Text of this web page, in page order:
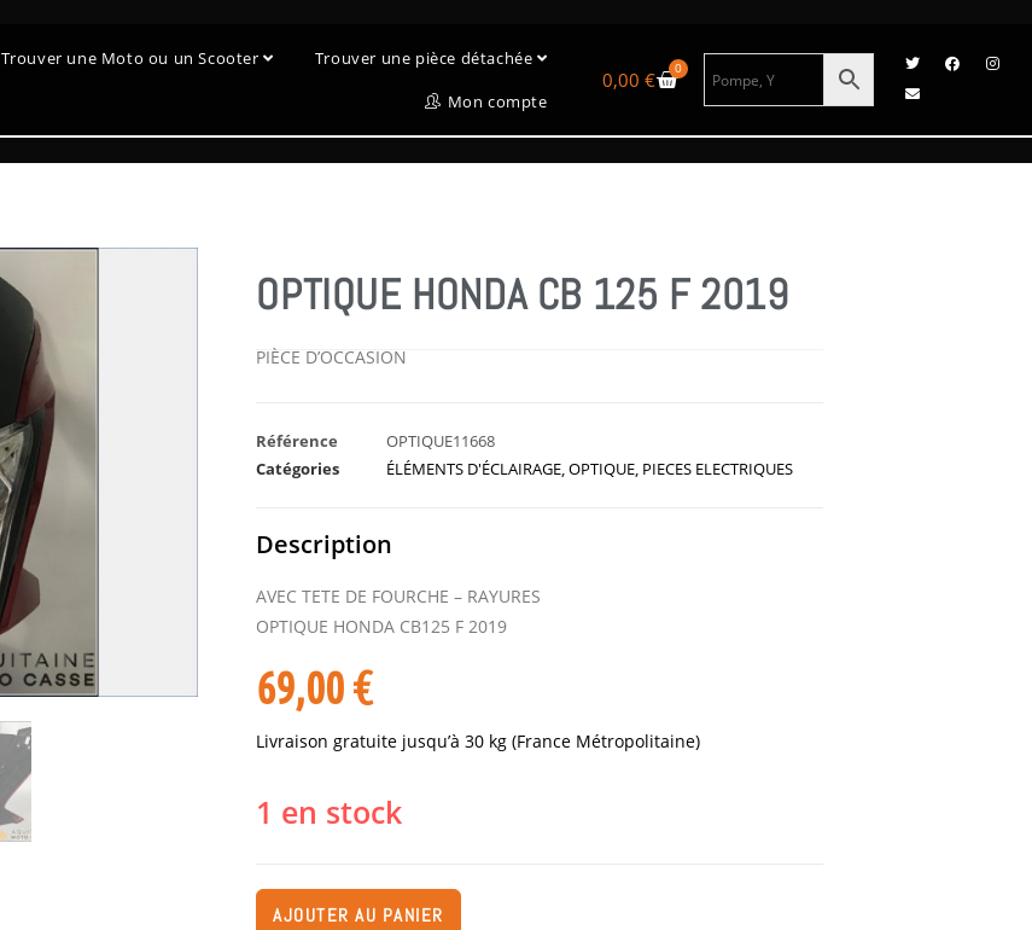
Trouver une Moto ou un Scooter
Trouver une pièce détachée
Mon compte
0,00 € 0
OPTIQUE HONDA CB 125 F 2019
PIÈCE D’OCCASION
Référence
OPTIQUE11668
Catégories
ÉLÉMENTS D'ÉCLAIRAGE,OPTIQUE, PIECES ELECTRIQUES
Description
AVEC TETE DE FOURCHE – RAYURES
OPTIQUE HONDA CB125 F 2019
69,00€
Livraison gratuite jusqu’à 30 kg (France Métropolitaine)
1 en stock
AJOUTER AU PANIER